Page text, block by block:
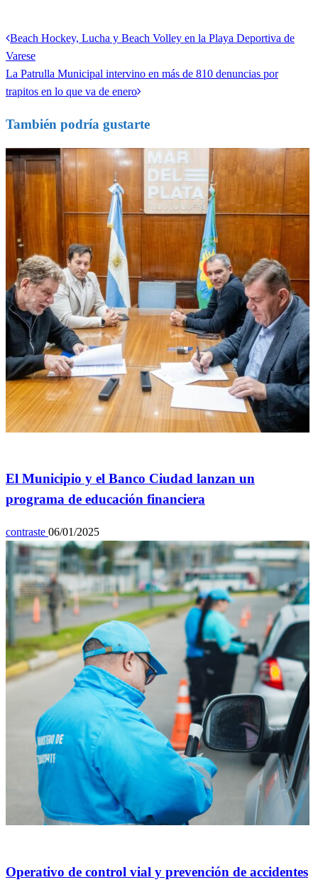
Navegación
de
entradas
Entrada
anterior
Beach Hockey, Lucha y Beach Volley en la Playa Deportiva de
Varese
Entrada
siguiente
La Patrulla Municipal intervino en más de 810 denuncias por
trapitos en lo que va de enero
También podría gustarte
El Municipio y el Banco Ciudad lanzan un
programa de educación financiera
contraste 06/01/2025
Operativo de control vial y prevención de accidentes